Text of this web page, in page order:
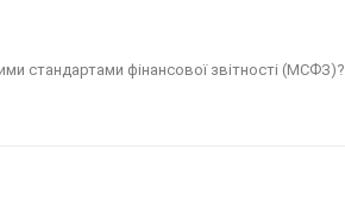
стандартами фінансової звітності (МСФЗ)?